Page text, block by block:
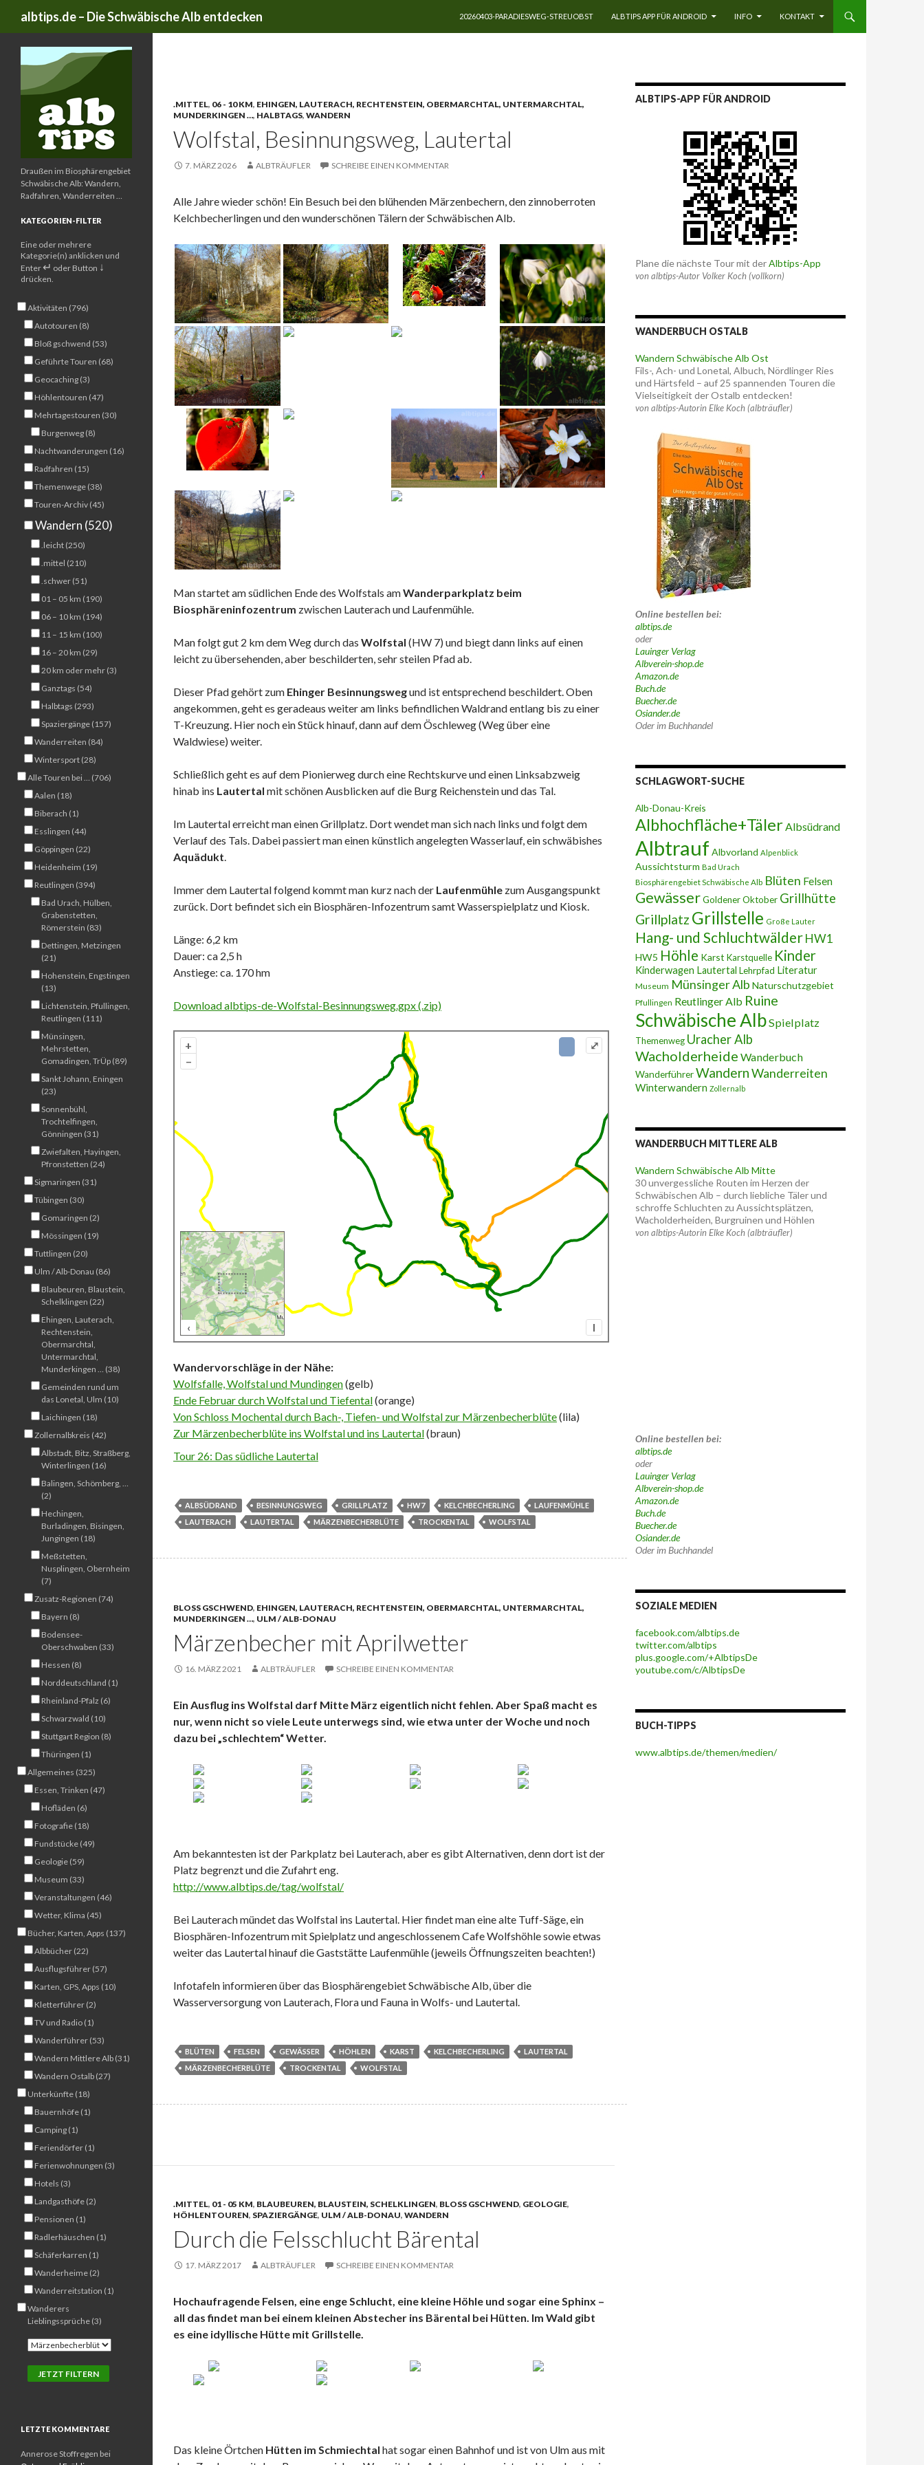
albtips.de – Die Schwäbische Alb entdecken
20260403-PARADIESWEG-STREUOBST
ALBTIPS APP FÜR ANDROID INFO KONTAKT
.MITTEL, 06 - 10 KM, EHINGEN, LAUTERACH, RECHTENSTEIN, OBERMARCHTAL, UNTERMARCHTAL,
MUNDERKINGEN …, HALBTAGS, WANDERN
Wolfstal, Besinnungsweg, Lautertal
7. MÄRZ 2026 ALBTRÄUFLER SCHREIBE EINEN KOMMENTAR
Alle Jahre wieder schön! Ein Besuch bei den blühenden Märzenbechern, den zinnoberroten
Kelchbecherlingen und den wunderschönen Tälern der Schwäbischen Alb.
Man startet am südlichen Ende des Wolfstals amWanderparkplatz beim
Biosphäreninfozentrum zwischen Lauterach und Laufenmühle.
Man folgt gut 2 km dem Weg durch das Wolfstal (HW 7) und biegt dann links auf einen
leicht zu übersehenden, aber beschilderten, sehr steilen Pfad ab.
Dieser Pfad gehört zum Ehinger Besinnungswegund ist entsprechend beschildert. Oben
angekommen, geht es geradeaus weiter am links befindlichen Waldrand entlang bis zu einer
T-Kreuzung. Hier noch ein Stück hinauf, dann auf dem Öschleweg (Weg über eine
Waldwiese) weiter.
Schließlich geht es auf dem Pionierweg durch eine Rechtskurve und einen Linksabzweig
hinab ins Lautertal mit schönen Ausblicken auf die Burg Reichenstein und das Tal.
Im Lautertal erreicht man einen Grillplatz. Dort wendet man sich nach links und folgt dem
Verlauf des Tals. Dabei passiert man einen künstlich angelegten Wasserlauf, ein schwäbishes
Aquädukt.
Immer dem Lautertal folgend kommt man kurz nach der Laufenmühle zum Ausgangspunkt
zurück. Dort befindet sich ein Biosphären-Infozentrum samt Wasserspielplatz und Kiosk.
Länge: 6,2 km
Dauer: ca 2,5 h
Anstiege: ca. 170 hm
Download albtips-de-Wolfstal-Besinnungsweg.gpx (.zip)
+
–
I
500 m
‹
⤢
Wandervorschläge in der Nähe:
Wolfsfalle, Wolfstal und Mundingen(gelb)
Ende Februar durch Wolfstal und Tiefental(orange)
Von Schloss Mochental durch Bach-, Tiefen- und Wolfstal zur Märzenbecherblüte(lila)
Zur Märzenbecherblüte ins Wolfstal und ins Lautertal(braun)
Tour 26: Das südliche Lautertal
ALBSÜDRAND BESINNUNGSWEG GRILLPLATZ HW7 KELCHBECHERLING
LAUFENMÜHLE
LAUTERACH
LAUTERTAL MÄRZENBECHERBLÜTE TROCKENTAL WOLFSTAL
BLOSS GSCHWEND , EHINGEN, LAUTERACH, RECHTENSTEIN, OBERMARCHTAL, UNTERMARCHTAL,
MUNDERKINGEN …, ULM / ALB-DONAU
Märzenbecher mit Aprilwetter
16. MÄRZ 2021 ALBTRÄUFLER SCHREIBE EINEN KOMMENTAR
Ein Ausflug ins Wolfstal darf Mitte März eigentlich nicht fehlen. Aber Spaß macht es
nur, wenn nicht so viele Leute unterwegs sind, wie etwa unter der Woche und noch
dazu bei „schlechtem“ Wetter.
Am bekanntesten ist der Parkplatz bei Lauterach, aber es gibt Alternativen, denn dort ist der
Platz begrenzt und die Zufahrt eng.
http://www.albtips.de/tag/wolfstal/
Bei Lauterach mündet das Wolfstal ins Lautertal. Hier findet man eine alte Tuff-Säge, ein
Biosphären-Infozentrum mit Spielplatz und angeschlossenem Cafe Wolfshöhle sowie etwas
weiter das Lautertal hinauf die Gaststätte Laufenmühle (jeweils Öffnungszeiten beachten!)
Infotafeln informieren über das Biosphärengebiet Schwäbische Alb, über die
Wasserversorgung von Lauterach, Flora und Fauna in Wolfs- und Lautertal.
BLÜTEN FELSEN GEWÄSSER HÖHLEN KARST KELCHBECHERLING
LAUTERTAL
MÄRZENBECHERBLÜTE
TROCKENTAL WOLFSTAL
.MITTEL, 01 - 05 KM, BLAUBEUREN, BLAUSTEIN, SCHELKLINGEN, BLOSS GSCHWEND , GEOLOGIE,
HÖHLENTOUREN, SPAZIERGÄNGE, ULM / ALB-DONAU, WANDERN
Durch die Felsschlucht Bärental
17. MÄRZ 2017 ALBTRÄUFLER SCHREIBE EINEN KOMMENTAR
Hochaufragende Felsen, eine enge Schlucht, eine kleine Höhle und sogar eine Sphinx –
all das findet man bei einem kleinen Abstecher ins Bärental bei Hütten. Im Wald gibt
es eine idyllische Hütte mit Grillstelle.
Das kleine Örtchen Hütten im Schmiechtal hat sogar einen Bahnhof und ist von Ulm aus mit
ALBTIPS-APP FÜR ANDROID
Plane die nächste Tour mit derAlbtips-App
von albtips-Autor Volker Koch (vollkorn)
WANDERBUCH OSTALB
Wandern Schwäbische Alb Ost
Fils-, Ach- und Lonetal, Albuch, Nördlinger Ries
und Härtsfeld – auf 25 spannenden Touren die
Vielseitigkeit der Ostalb entdecken!
von albtips-Autorin Elke Koch (albträufler)
Online bestellen bei:
albtips.de
oder
Lauinger Verlag
Albverein-shop.de
Amazon.de
Buch.de
Buecher.de
Osiander.de
Oder im Buchhandel
SCHLAGWORT-SUCHE
Alb-Donau-Kreis
Albhochfläche+TälerAlbsüdrand
Albtrauf Albvorland Alpenblick
Aussichtsturm Bad Urach
Biosphärengebiet Schwäbische Alb Blüten Felsen
GewässerGoldener Oktober Grillhütte
Grillplatz Grillstelle Große Lauter
Hang- und SchluchtwälderHW1
HW5 Höhle Karst Karstquelle Kinder
Kinderwagen Lautertal Lehrpfad Literatur
Museum Münsinger Alb Naturschutzgebiet
Pfullingen Reutlinger Alb Ruine
Schwäbische AlbSpielplatz
Themenweg Uracher Alb
Wacholderheide Wanderbuch
WanderführerWandernWanderreiten
Winterwandern Zollernalb
WANDERBUCH MITTLERE ALB
Wandern Schwäbische Alb Mitte
30 unvergessliche Routen im Herzen der
Schwäbischen Alb – durch liebliche Täler und
schroffe Schluchten zu Aussichtsplätzen,
Wacholderheiden, Burgruinen und Höhlen
von albtips-Autorin Elke Koch (albträufler)
Online bestellen bei:
albtips.de
oder
Lauinger Verlag
Albverein-shop.de
Amazon.de
Buch.de
Buecher.de
Osiander.de
Oder im Buchhandel
SOZIALE MEDIEN
facebook.com/albtips.de
twitter.com/albtips
plus.google.com/+AlbtipsDe
youtube.com/c/AlbtipsDe
BUCH-TIPPS
www.albtips.de/themen/medien/
Draußen im Biosphärengebiet
Schwäbische Alb: Wandern,
Radfahren, Wanderreiten …
KATEGORIEN-FILTER
Eine oder mehrere
Kategorie(n) anklicken und
Enter ↵ oder Button ↓
drücken.
Aktivitäten (796)
Autotouren (8)
Bloß gschwend (53)
Geführte Touren (68)
Geocaching (3)
Höhlentouren (47)
Mehrtagestouren (30)
Burgenweg (8)
Nachtwanderungen (16)
Radfahren (15)
Themenwege (38)
Touren-Archiv (45)
Wandern (520)
.leicht (250)
.mittel (210)
.schwer (51)
01 – 05 km (190)
06 – 10 km (194)
11 – 15 km (100)
16 – 20 km (29)
20 km oder mehr (3)
Ganztags (54)
Halbtags (293)
Spaziergänge (157)
Wanderreiten (84)
Wintersport (28)
Alle Touren bei … (706)
Aalen (18)
Biberach (1)
Esslingen (44)
Göppingen (22)
Heidenheim (19)
Reutlingen (394)
Bad Urach, Hülben,
Grabenstetten,
Römerstein (83)
Dettingen, Metzingen
(21)
Hohenstein, Engstingen
(13)
Lichtenstein, Pfullingen,
Reutlingen (111)
Münsingen,
Mehrstetten,
Gomadingen, TrÜp (89)
Sankt Johann, Eningen
(23)
Sonnenbühl,
Trochtelfingen,
Gönningen (31)
Zwiefalten, Hayingen,
Pfronstetten (24)
Sigmaringen (31)
Tübingen (30)
Gomaringen (2)
Mössingen (19)
Tuttlingen (20)
Ulm / Alb-Donau (86)
Blaubeuren, Blaustein,
Schelklingen (22)
Ehingen, Lauterach,
Rechtenstein,
Obermarchtal,
Untermarchtal,
Munderkingen … (38)
Gemeinden rund um
das Lonetal, Ulm (10)
Laichingen (18)
Zollernalbkreis (42)
Albstadt, Bitz, Straßberg,
Winterlingen (16)
Balingen, Schömberg, …
(2)
Hechingen,
Burladingen, Bisingen,
Jungingen (18)
Meßstetten,
Nusplingen, Obernheim
(7)
Zusatz-Regionen (74)
Bayern (8)
Bodensee-
Oberschwaben (33)
Hessen (8)
Norddeutschland (1)
Rheinland-Pfalz (6)
Schwarzwald (10)
Stuttgart Region (8)
Thüringen (1)
Allgemeines (325)
Essen, Trinken (47)
Hofläden (6)
Fotografie (18)
Fundstücke (49)
Geologie (59)
Museum (33)
Veranstaltungen (46)
Wetter, Klima (45)
Bücher, Karten, Apps (137)
Albbücher (22)
Ausflugsführer (57)
Karten, GPS, Apps (10)
Kletterführer (2)
TV und Radio (1)
Wanderführer (53)
Wandern Mittlere Alb (31)
Wandern Ostalb (27)
Unterkünfte (18)
Bauernhöfe (1)
Camping (1)
Feriendörfer (1)
Ferienwohnungen (3)
Hotels (3)
Landgasthöfe (2)
Pensionen (1)
Radlerhäuschen (1)
Schäferkarren (1)
Wanderheime (2)
Wanderreitstation (1)
Wanderers
Lieblingssprüche (3)
LETZTE KOMMENTARE
Annerose Stoffregen bei